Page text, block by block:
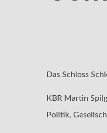
Das Schloss
KBR Martin
Politik,